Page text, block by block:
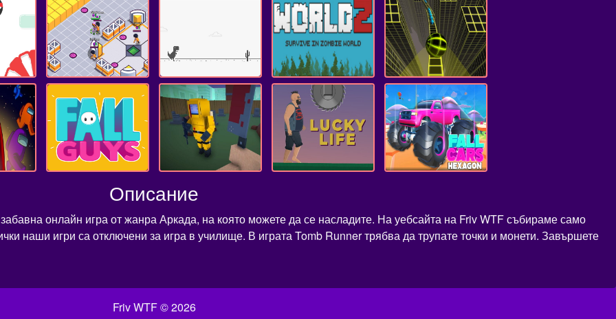
Описание
онлайн игра от жанра Аркада, на която можете да се насладите. На уебсайта на Friv WTF събираме само
наши игри са отключени за игра в училище. В играта Tomb Runner трябва да трупате точки и монети. Завършете
Friv WTF © 2026